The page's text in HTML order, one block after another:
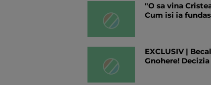
"O sa vina
Cum isi ia
EXCLUSIV |
Gnohere!